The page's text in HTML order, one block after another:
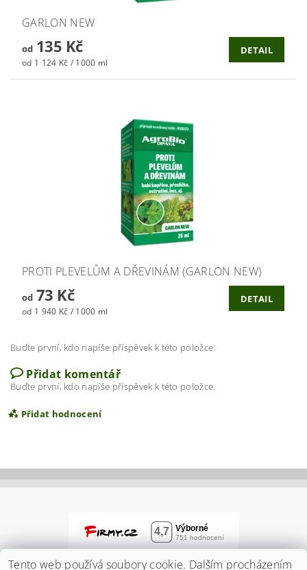
GARLON NEW
od135 Kč
od 1 124 Kč / 1000 ml
DETAIL
PROTI PLEVELŮM A DŘEVINÁM (GARLON NEW)
od73 Kč
od 1 940 Kč / 1000 ml
DETAIL
Buďte první, kdo napíše příspěvek k této položce.
Přidat komentář
Buďte první, kdo napíše příspěvek k této položce.
Přidat hodnocení
Tento web používá soubory cookie. Dalším procházením